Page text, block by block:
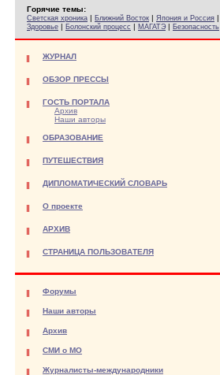
Горячие темы:
Светская хроника | Ближний Восток | Япония и Россия |
Здоровье | Болонский процесс | МАГАТЭ | Безопасность
ЖУРНАЛ
ОБЗОР ПРЕССЫ
ГОСТЬ ПОРТАЛА
Архив
Наши авторы
ОБРАЗОВАНИЕ
ПУТЕШЕСТВИЯ
ДИПЛОМАТИЧЕСКИЙ СЛОВАРЬ
О проекте
АРХИВ
СТРАНИЦА ПОЛЬЗОВАТЕЛЯ
Форумы
Наши авторы
Архив
СМИ о МО
Журналисты-международники